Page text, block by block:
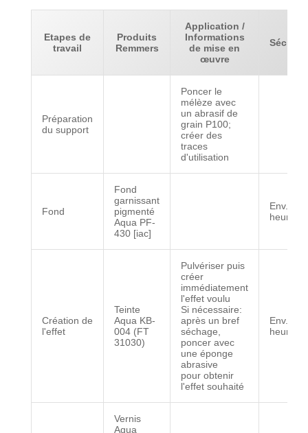
Etapes de
travail
Produits
Remmers
Application /
Informations
de mise en
œuvre
Préparation
du support
Poncer le
mélèze avec
un abrasif de
grain P100;
créer des
traces
d'utilisation
Fond
Fond
garnissant
pigmenté
Aqua PF-
430 [iac]
Env. 2
heures
Création de
l'effet
Teinte
Aqua KB-
004 (FT
31030)
Pulvériser puis
créer
immédiatement
l'effet voulu
Si nécessaire:
après un bref
séchage,
poncer avec
une éponge
abrasive
pour obtenir
l'effet souhaité
Env. 1
heure
Vernis
Aqua